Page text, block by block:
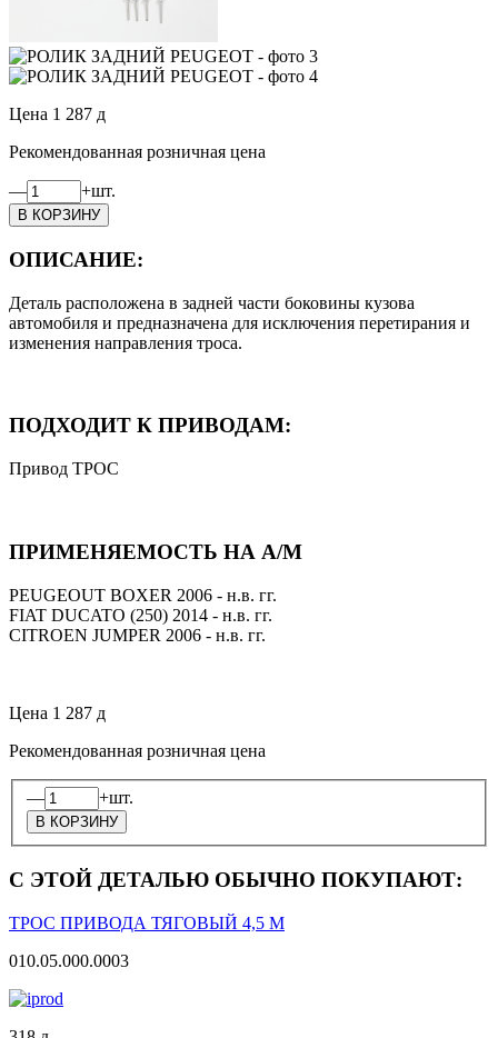
Цена 1 287 д
Рекомендованная розничная цена
— +шт.
ОПИСАНИЕ:
Деталь расположена в задней части боковины кузова
автомобиля и предназначена для исключения перетирания и
изменения направления троса.
ПОДХОДИТ К ПРИВОДАМ:
Привод ТРОС
ПРИМЕНЯЕМОСТЬ НА А/М
PEUGEOUT BOXER 2006 - н.в. гг.
FIAT DUCATO (250) 2014 - н.в. гг.
CITROEN JUMPER 2006 - н.в. гг.
Цена 1 287 д
Рекомендованная розничная цена
— +шт.
С ЭТОЙ ДЕТАЛЬЮ ОБЫЧНО ПОКУПАЮТ:
ТРОС ПРИВОДА ТЯГОВЫЙ 4,5 М
010.05.000.0003